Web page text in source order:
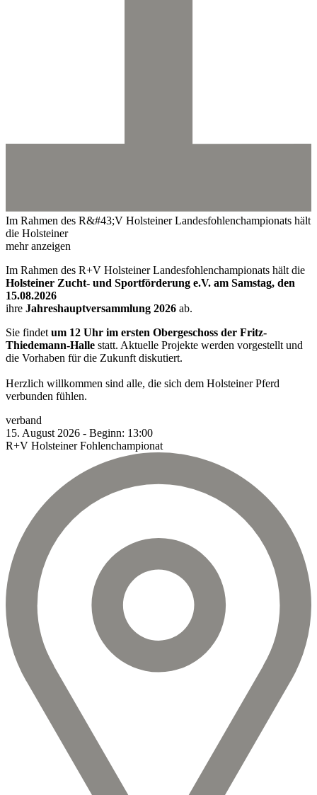
Im Rahmen des R&#43;V Holsteiner Landesfohlenchampionats hält
die Holsteiner
mehr anzeigen
Im Rahmen des R+V Holsteiner Landesfohlenchampionats hält die
Holsteiner Zucht- und Sportförderung e.V. am Samstag, den
15.08.2026
ihre Jahreshauptversammlung 2026 ab.
Sie findet um 12 Uhr im ersten Obergeschoss der Fritz-
Thiedemann-Halle statt. Aktuelle Projekte werden vorgestellt und
die Vorhaben für die Zukunft diskutiert.
Herzlich willkommen sind alle, die sich dem Holsteiner Pferd
verbunden fühlen.
verband
15. August 2026 - Beginn: 13:00
R+V Holsteiner Fohlenchampionat